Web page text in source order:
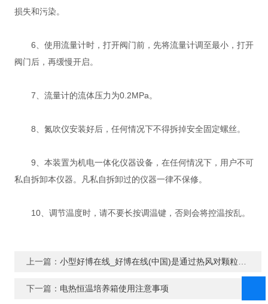
损失和污染。
6、使用流量计时，打开阀门前，先将流量计调至最小，打开
阀门后，再缓慢开启。
7、流量计的流体压力为0.2MPa。
8、氮吹仪安装好后，任何情况下不得拆掉安全固定螺丝。
9、本装置为机电一体化仪器设备，在任何情况下，用户不可
私自拆卸本仪器。凡私自拆卸过的仪器一律不保修。
10、调节温度时，请不要长按调温键，否则会将控温按乱。
上一篇： 小型好博在线_好博在线(中国)是通过热风对颗粒进行快速干燥
下一篇： 电热恒温培养箱使用注意事项